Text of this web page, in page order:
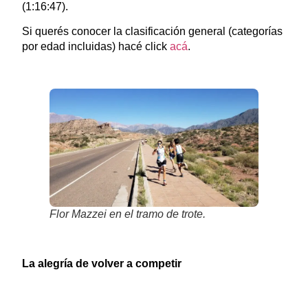
(1:16:47).
Si querés conocer la clasificación general (categorías
por edad incluidas) hacé click acá.
Flor Mazzei en el tramo de trote.
La alegría de volver a competir